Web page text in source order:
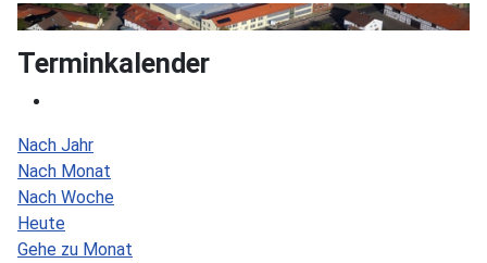
Terminkalender
Nach Jahr
Nach Monat
Nach Woche
Heute
Gehe zu Monat